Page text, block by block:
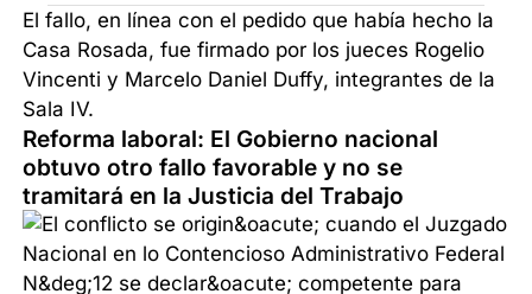
El fallo, en línea con el pedido que había hecho la
Casa Rosada, fue firmado por los jueces Rogelio
Vincenti y Marcelo Daniel Duffy, integrantes de la
Sala IV.
Reforma laboral: El Gobierno nacional
obtuvo otro fallo favorable y no se
tramitará en la Justicia del Trabajo